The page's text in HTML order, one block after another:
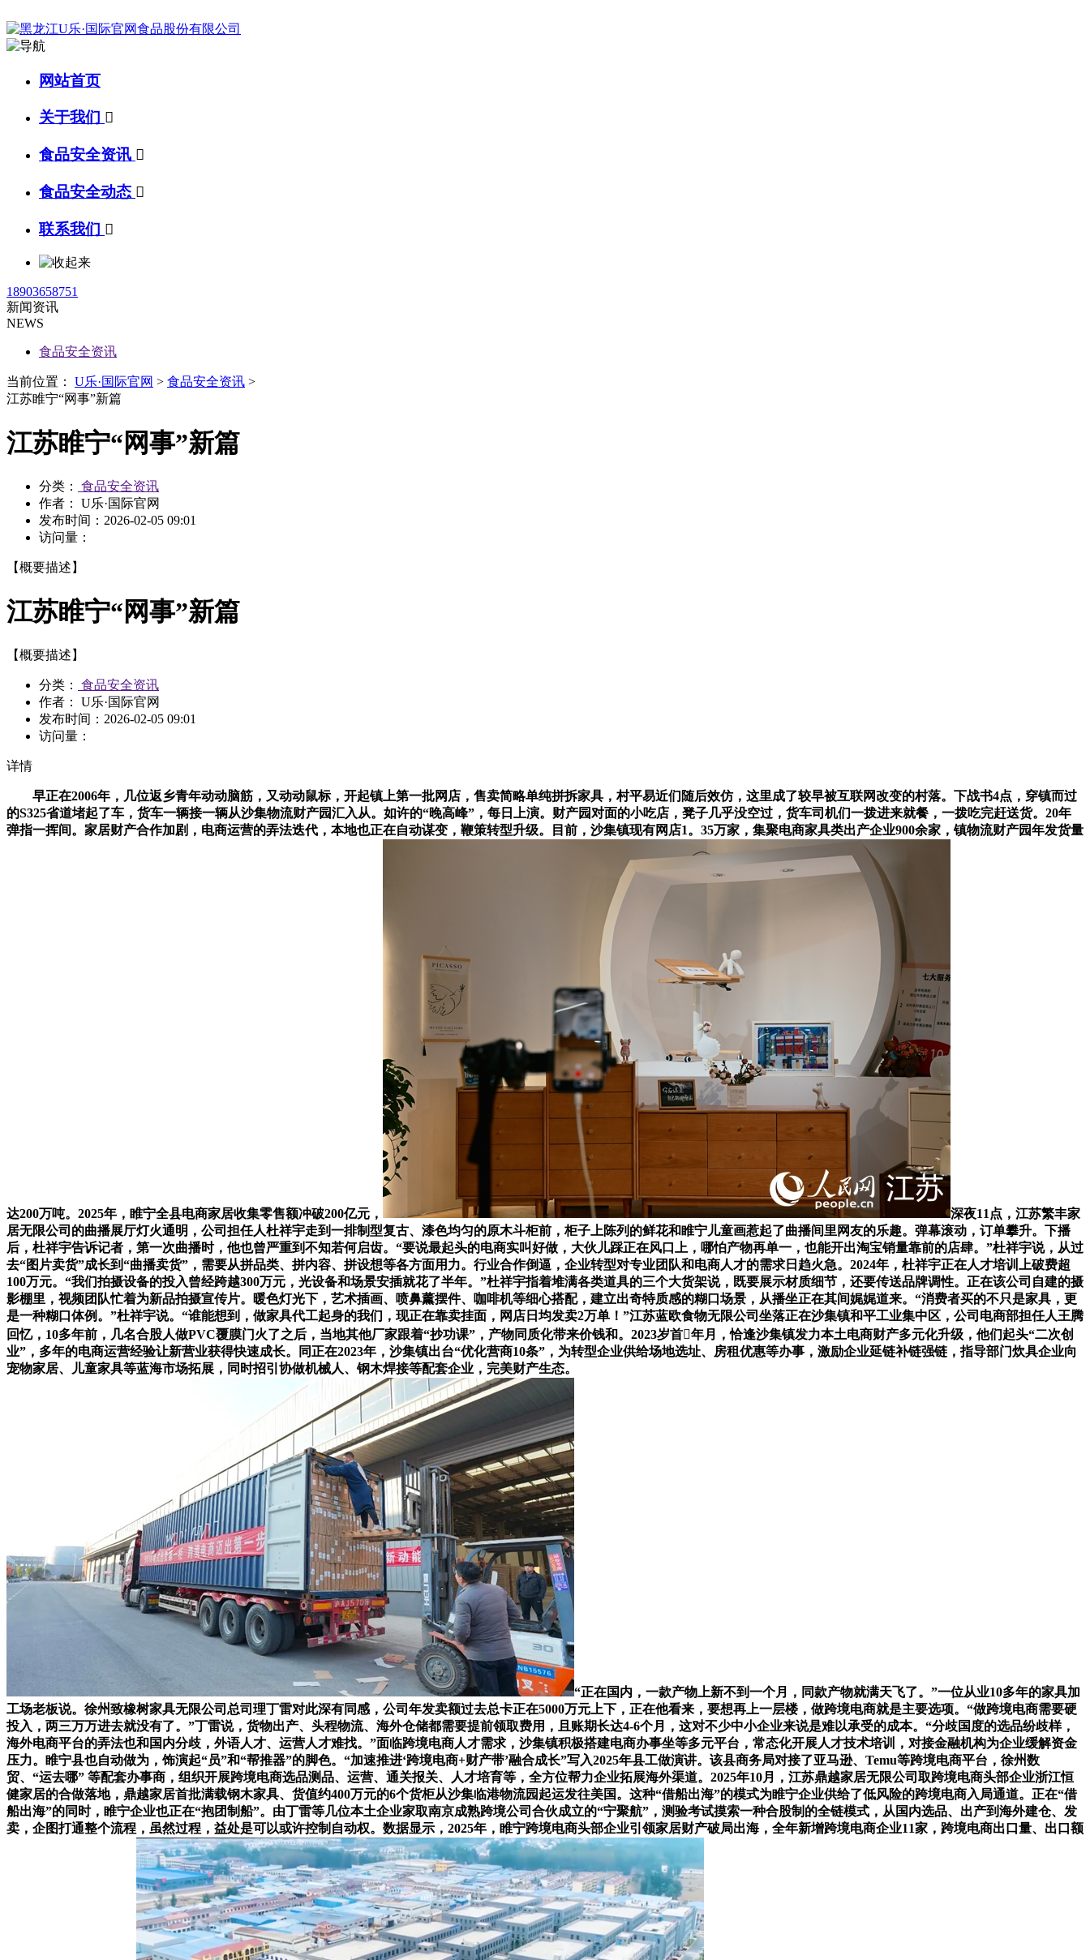
网站首页
关于我们 
食品安全资讯 
食品安全动态 
联系我们 
18903658751
新闻资讯
NEWS
食品安全资讯
当前位置： U乐·国际官网 > 食品安全资讯 >
江苏睢宁“网事”新篇
江苏睢宁“网事”新篇
分类：
食品安全资讯
作者： U乐·国际官网
发布时间： 2026-02-05 09:01
访问量：
【概要描述】
江苏睢宁“网事”新篇
【概要描述】
分类：
食品安全资讯
作者： U乐·国际官网
发布时间： 2026-02-05 09:01
访问量：
详情
早正在2006年，几位返乡青年动动脑筋，又动动鼠标，开起镇上第一批网店，售卖简略单纯拼拆家具，村平易近们随后效仿，这里成了较早被互联网改变的村落。下战书4点，穿镇而过
的S325省道堵起了车，货车一辆接一辆从沙集物流财产园汇入从。如许的“晚高峰”，每日上演。财产园对面的小吃店，凳子几乎没空过，货车司机们一拨进来就餐，一拨吃完赶送货。20年
弹指一挥间。家居财产合作加剧，电商运营的弄法迭代，本地也正在自动谋变，鞭策转型升级。目前，沙集镇现有网店1。35万家，集聚电商家具类出产企业900余家，镇物流财产园年发货量
达200万吨。2025年，睢宁全县电商家居收集零售额冲破200亿元，
深夜11点，江苏繁丰家
居无限公司的曲播展厅灯火通明，公司担任人杜祥宇走到一排制型复古、漆色均匀的原木斗柜前，柜子上陈列的鲜花和睢宁儿童画惹起了曲播间里网友的乐趣。弹幕滚动，订单攀升。下播
后，杜祥宇告诉记者，第一次曲播时，他也曾严重到不知若何启齿。“要说最起头的电商实叫好做，大伙儿踩正在风口上，哪怕产物再单一，也能开出淘宝销量靠前的店肆。”杜祥宇说，从过
去“图片卖货”成长到“曲播卖货”，需要从拼品类、拼内容、拼设想等各方面用力。行业合作倒逼，企业转型对专业团队和电商人才的需求日趋火急。2024年，杜祥宇正在人才培训上破费超
100万元。“我们拍摄设备的投入曾经跨越300万元，光设备和场景安插就花了半年。”杜祥宇指着堆满各类道具的三个大货架说，既要展示材质细节，还要传送品牌调性。正在该公司自建的摄
影棚里，视频团队忙着为新品拍摄宣传片。暖色灯光下，艺术插画、喷鼻薰摆件、咖啡机等细心搭配，建立出奇特质感的糊口场景，从播坐正在其间娓娓道来。“消费者买的不只是家具，更
是一种糊口体例。”杜祥宇说。“谁能想到，做家具代工起身的我们，现正在靠卖挂面，网店日均发卖2万单！”江苏蓝欧食物无限公司坐落正在沙集镇和平工业集中区，公司电商部担任人王腾
回忆，10多年前，几名合股人做PVC覆膜门火了之后，当地其他厂家跟着“抄功课”，产物同质化带来价钱和。2023岁首年月，恰逢沙集镇发力本土电商财产多元化升级，他们起头“二次创
业”，多年的电商运营经验让新营业获得快速成长。同正在2023年，沙集镇出台“优化营商10条”，为转型企业供给场地选址、房租优惠等办事，激励企业延链补链强链，指导部门炊具企业向
宠物家居、儿童家具等蓝海市场拓展，同时招引协做机械人、钢木焊接等配套企业，完美财产生态。
“正在国内，一款产物上新不到一个月，同款产物就满天飞了。”一位从业10多年的家具加
工场老板说。徐州致橡树家具无限公司总司理丁雷对此深有同感，公司年发卖额过去总卡正在5000万元上下，正在他看来，要想再上一层楼，做跨境电商就是主要选项。“做跨境电商需要硬
投入，两三万万进去就没有了。”丁雷说，货物出产、头程物流、海外仓储都需要提前领取费用，且账期长达4-6个月，这对不少中小企业来说是难以承受的成本。“分歧国度的选品纷歧样，
海外电商平台的弄法也和国内分歧，外语人才、运营人才难找。”面临跨境电商人才需求，沙集镇积极搭建电商办事坐等多元平台，常态化开展人才技术培训，对接金融机构为企业缓解资金
压力。睢宁县也自动做为，饰演起“员”和“帮推器”的脚色。“加速推进‘跨境电商+财产带’融合成长”写入2025年县工做演讲。该县商务局对接了亚马逊、Temu等跨境电商平台，徐州数
贸、“运去哪” 等配套办事商，组织开展跨境电商选品测品、运营、通关报关、人才培育等，全方位帮力企业拓展海外渠道。2025年10月，江苏鼎越家居无限公司取跨境电商头部企业浙江恒
健家居的合做落地，鼎越家居首批满载钢木家具、货值约400万元的6个货柜从沙集临港物流园起运发往美国。这种“借船出海”的模式为睢宁企业供给了低风险的跨境电商入局通道。正在“借
船出海”的同时，睢宁企业也正在“抱团制船”。由丁雷等几位本土企业家取南京成熟跨境公司合伙成立的“宁聚航”，测验考试摸索一种合股制的全链模式，从国内选品、出产到海外建仓、发
卖，企图打通整个流程，虽然过程，益处是可以或许控制自动权。数据显示，2025年，睢宁跨境电商头部企业引领家居财产破局出海，全年新增跨境电商企业11家，跨境电商出口量、出口额